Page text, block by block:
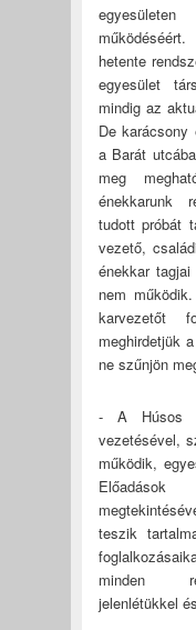
hetente
egyesület
mindig az
De karácsony
a Barát
meg
énekkarunk
tudott próbát
vezető,
énekkar
nem
karvezetőt
meghirdetjük
ne szűnjön
- A Húsos
vezetésével,
működik,
Előadások
teszik
minden
jelenlétükkel